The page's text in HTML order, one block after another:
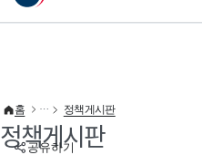
이 누리집은 대한민국 공식 전자정부 누리집
공유하기
홈 정책게시판
정책게시판